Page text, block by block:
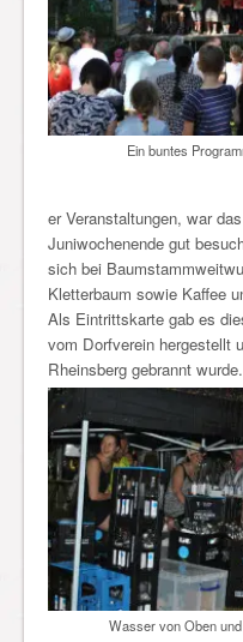
Ein buntes
er Veranstaltungen, war
Juniwochenende gut
sich bei
Kletterbaum sowie Kaffee
Als Eintrittskarte gab es
vom Dorfverein hergestellt
Rheinsberg gebrannt wurde.
Wasser von Oben